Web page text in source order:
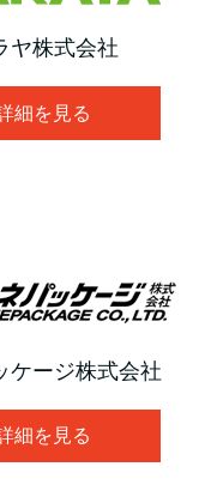
ヤ株式会社
細を見る
ケージ株式会社
細を見る